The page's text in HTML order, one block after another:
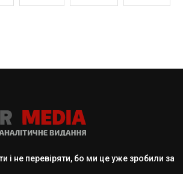
і не перевіряти, бо ми це уже зробили за